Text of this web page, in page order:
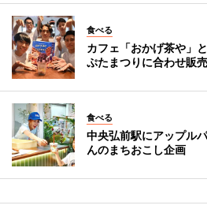
食べる
カフェ「おかげ茶や」
ぷたまつりに合わせ販売
食べる
中央弘前駅にアップル
んのまちおこし企画